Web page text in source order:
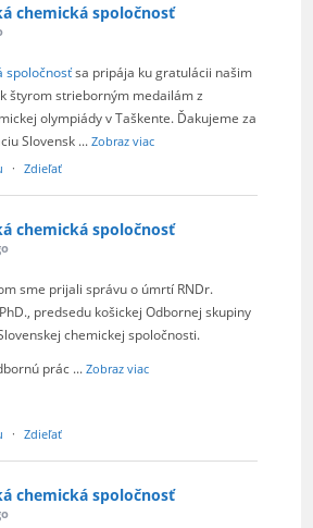
chemická spoločnosť
spoločnosťsa pripája ku gratulácii našim
štyrom strieborným medailám z
olympiády v Taškente. Ďakujeme za
Slovensk ...Zobraz viac
· Zdieľať
chemická spoločnosť
sme prijali správu o úmrtí RNDr.
predsedu košickej Odbornej skupiny
chemickej spoločnosti.
prác ...Zobraz viac
· Zdieľať
chemická spoločnosť